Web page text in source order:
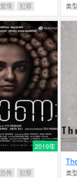
爱情 犯罪 类
2019年
恐怖 犯罪 类